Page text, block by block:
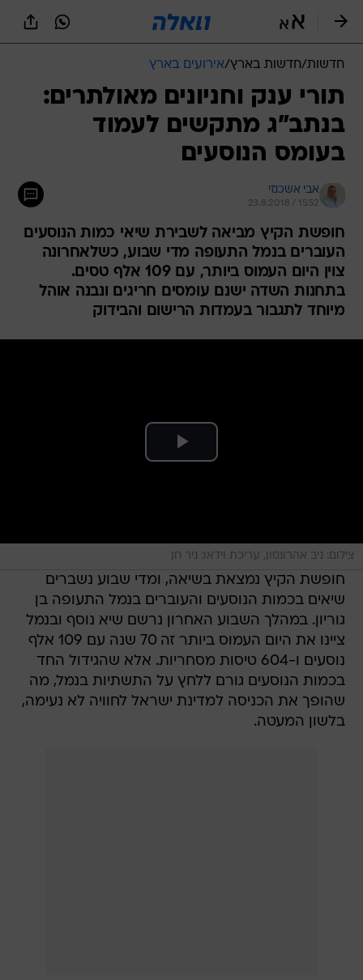
חדשות/חדשות בארץ/אירועים בארץ
תורי ענק וחניונים מאולתרים:
בנתב"ג מתקשים לעמוד
בעומס הנוסעים
אבי אשכנזי
23.8.2018 / 15:52
חופשת הקיץ מביאה לשבירת שיאי כמות הנוסעים
העוברים בנמל התעופה מדי שבוע, כשלאחרונה
צוין היום העמוס ביותר, עם 109 אלף טסים.
בתחנות השדה ישנם עומסים חריגים ונבנה אוהל
מיוחד לתגבור בעמדות הרישום והבידוק
צילום: ניב אהרונסון, עריכת וידאו: ניר חן
חופשת הקיץ נמצאת בשיאה, ומדי שבוע נשברים
שיאים בכמות הנוסעים והעוברים בנמל התעופה בן
גוריון. במהלך השבוע האחרון נרשם שיא נוסף ובנמל
ציינו את היום העמוס ביותר זה 70 שנה עם 109 אלף
נוסעים ו-604 טיסות מסחריות. אלא שהגידול החד
בכמות הנוסעים גורם ללחץ על התשתיות בנמל, מה
שהופך את הכניסה למדינת ישראל לחוויה לא נעימה,
בלשון המעטה.